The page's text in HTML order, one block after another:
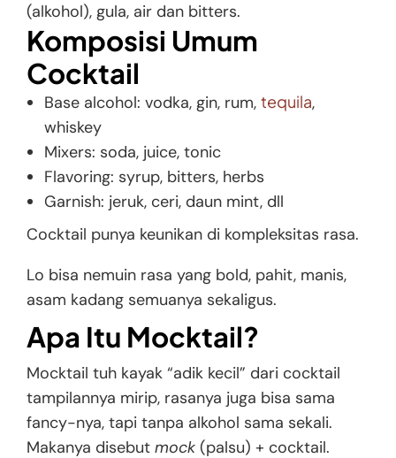
(alkohol), gula, air dan bitters.
Komposisi Umum
Cocktail
Base alcohol: vodka, gin, rum, tequila,
whiskey
Mixers: soda, juice, tonic
Flavoring: syrup, bitters, herbs
Garnish: jeruk, ceri, daun mint, dll
Cocktail punya keunikan di kompleksitas rasa.
Lo bisa nemuin rasa yang bold, pahit, manis,
asam kadang semuanya sekaligus.
Apa Itu Mocktail?
Mocktail tuh kayak “adik kecil” dari cocktail
tampilannya mirip, rasanya juga bisa sama
fancy-nya, tapi tanpa alkohol sama sekali.
Makanya disebut mock (palsu) + cocktail.